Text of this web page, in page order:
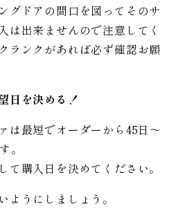
グドアの間口を図ってそのサ
は出来ませんので注意してく
ランクがあれば必ず確認お願
日を決める！
は最短でオーダーから45日〜
。
て購入日を決めてください。
ようにしましょう。